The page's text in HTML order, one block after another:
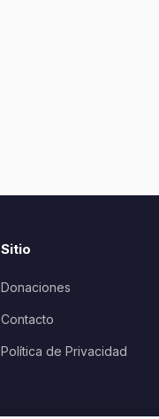
Sitio
Donaciones
Contacto
Política de Privacidad